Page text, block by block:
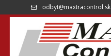
odbyt@maxtracontrol.sk